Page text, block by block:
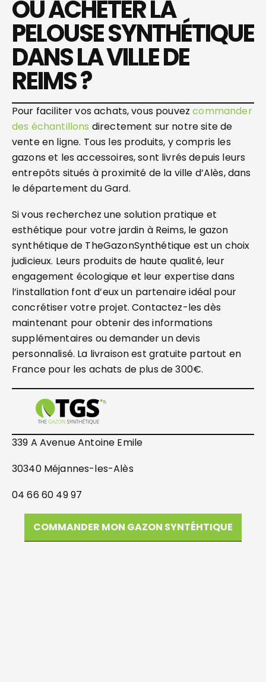
OÙ ACHETER LA
PELOUSE SYNTHÉTIQUE
DANS LA VILLE DE
REIMS ?
Pour faciliter vos achats, vous pouvezcommander
des échantillons directement sur notre site de
vente en ligne. Tous les produits, y compris les
gazons et les accessoires, sont livrés depuis leurs
entrepôts situés à proximité de la ville d’Alès, dans
le département du Gard.
Si vous recherchez une solution pratique et
esthétique pour votre jardin à Reims, le gazon
synthétique de TheGazonSynthétique est un choix
judicieux. Leurs produits de haute qualité, leur
engagement écologique et leur expertise dans
l’installation font d’eux un partenaire idéal pour
concrétiser votre projet. Contactez-les dès
maintenant pour obtenir des informations
supplémentaires ou demander un devis
personnalisé. La livraison est gratuite partout en
France pour les achats de plus de 300€.
339 A Avenue Antoine Emile
30340 Méjannes-les-Alès
04 66 60 49 97
COMMANDER MON GAZON SYNTÉHTIQUE